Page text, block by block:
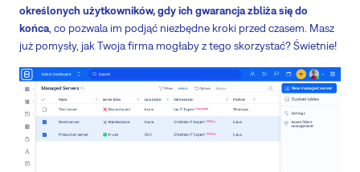
określonych użytkowników, gdy ich gwarancja zbliża się do
końca, co pozwala im podjąć niezbędne kroki przed czasem. Masz
już pomysły, jak Twoja firma mogłaby z tego skorzystać? Świetnie!